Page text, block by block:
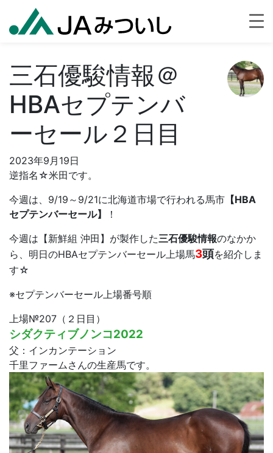
三石優駿情報＠
HBAセプテンバ
ーセール２日目
2023年9月19日
逆指名☆米田です。
今週は、9/19～9/21に北海道市場で行われる馬市 【HBA
セプテンバーセール】
！
今週は【新鮮組 沖田】が製作した三石優駿情報のなかか
ら、明日のHBAセプテンバーセール上場馬3頭を紹介しま
す☆
※セプテンバーセール上場番号順
上場№207（２日目）
シダクティブノンコ2022
父：インカンテーション
千里ファームさんの生産馬です。